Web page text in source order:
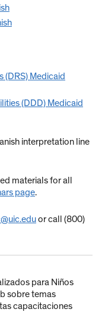
(DRS) Medicaid
(DDD) Medicaid
interpretation line
materials for all
page.
or call (800)
para Niños
sobre temas
capacitaciones